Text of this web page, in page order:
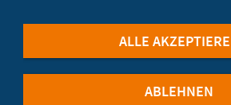
ABLEHNEN
ALLE